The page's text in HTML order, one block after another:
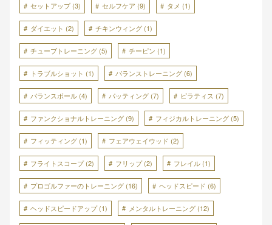
セットアップ(3) セルフケア (9) タメ (1)
ダイエット (2) チキンウィング (1)
チューブトレーニング (5) チーピン (1)
トラブルショット (1) バランストレーニング (6)
バランスボール (4) パッティング (7) ピラティス (7)
ファンクショナルトレーニング (9) フィジカルトレーニング (5)
フィッティング (1) フェアウェイウッド (2)
フライトスコープ(2) フリップ(2) フレイル (1)
プロゴルファーのトレーニング (16) ヘッドスピード (6)
ヘッドスピードアップ(1) メンタルトレーニング (12)